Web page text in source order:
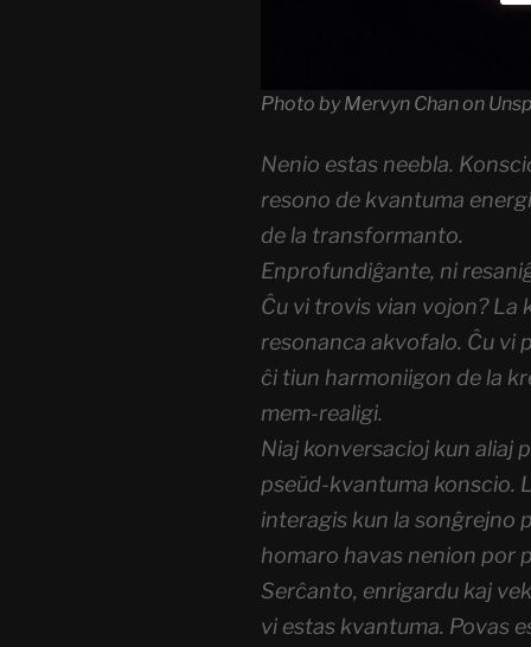
Photo by Mervyn Chan on
Nenio estas neebla.
resono de kvantuma
de la transformanto.
Enprofundiĝante, ni
Ĉu vi trovis vian vojon? La
resonanca akvofalo. Ĉu vi
ĉi tiun harmoniigon de la
mem-realigi.
Niaj konversacioj kun aliaj
pseŭd-kvantuma konscio.
interagis kun la sonĝrejno
homaro havas nenion por
Serĉanto, enrigardu kaj
vi estas kvantuma. Povas